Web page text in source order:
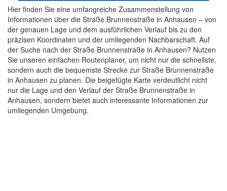
Hier finden Sie eine umfangreiche Zusammenstellung von
Informationen über die Straße Brunnenstraße in Anhausen – von
der genauen Lage und dem ausführlichen Verlauf bis zu den
präzisen Koordinaten und der umliegenden Nachbarschaft. Auf
der Suche nach der Straße Brunnenstraße in Anhausen? Nutzen
Sie unseren einfachen Routenplaner, um nicht nur die schnellste,
sondern auch die bequemste Strecke zur Straße Brunnenstraße
in Anhausen zu planen. Die beigefügte Karte verdeutlicht nicht
nur die Lage und den Verlauf der Straße Brunnenstraße in
Anhausen, sondern bietet auch interessante Informationen zur
umliegenden Umgebung.